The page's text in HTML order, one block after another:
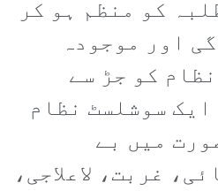
کو منظم ہو کر
اور موجودہ
کو جڑ سے
سوشلسٹ نظام
میں بے
غربت، لاعلاجی،